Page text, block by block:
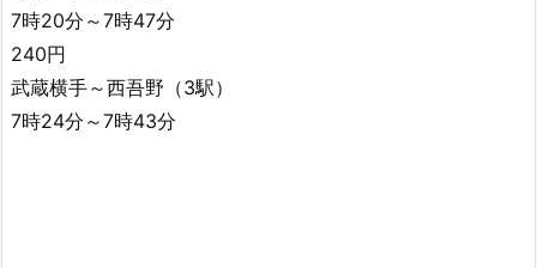
7時20分～7時47分
240円
武蔵横手～西吾野（3駅）
7時24分～7時43分